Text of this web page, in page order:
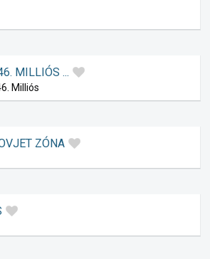
MILLIÓS ...
Milliós
ZÓNA